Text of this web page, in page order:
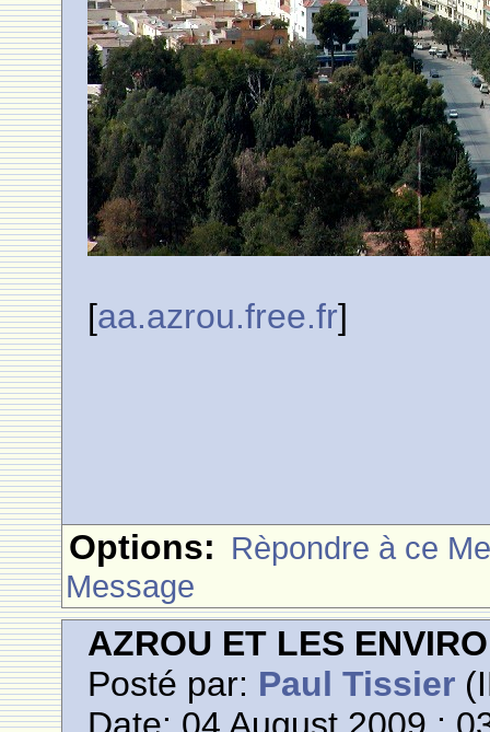
[aa.azrou.free.fr]
Options: Rèpondre à ce
Message
AZROU ET LES
Posté par: Paul Tissier